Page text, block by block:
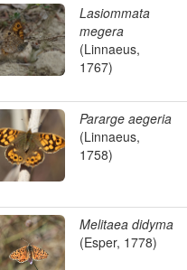
Lasiommata
megera
(Linnaeus,
1767)
Pararge aegeria
(Linnaeus,
1758)
Melitaea didyma
(Esper, 1778)